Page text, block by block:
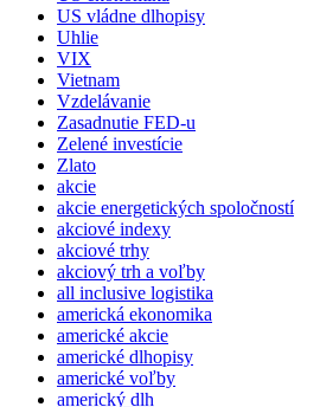
US vládne dlhopisy
Uhlie
VIX
Vietnam
Vzdelávanie
Zasadnutie FED-u
Zelené investície
Zlato
akcie
akcie energetických spoločností
akciové indexy
akciové trhy
akciový trh a voľby
all inclusive logistika
americká ekonomika
americké akcie
americké dlhopisy
americké voľby
americký dlh